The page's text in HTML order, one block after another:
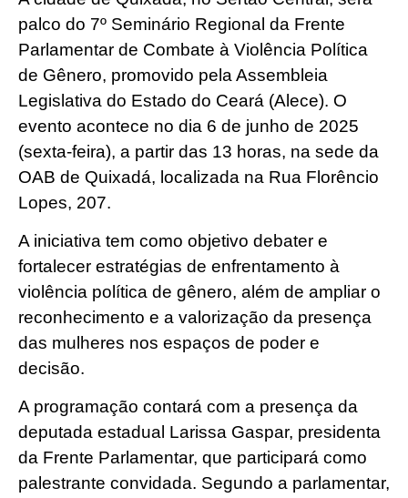
palco do 7º Seminário Regional da Frente
Parlamentar de Combate à Violência Política
de Gênero, promovido pela Assembleia
Legislativa do Estado do Ceará (Alece). O
evento acontece no dia 6 de junho de 2025
(sexta-feira), a partir das 13 horas, na sede da
OAB de Quixadá, localizada na Rua Florêncio
Lopes, 207.
A iniciativa tem como objetivo debater e
fortalecer estratégias de enfrentamento à
violência política de gênero, além de ampliar o
reconhecimento e a valorização da presença
das mulheres nos espaços de poder e
decisão.
A programação contará com a presença da
deputada estadual Larissa Gaspar, presidenta
da Frente Parlamentar, que participará como
palestrante convidada. Segundo a parlamentar,